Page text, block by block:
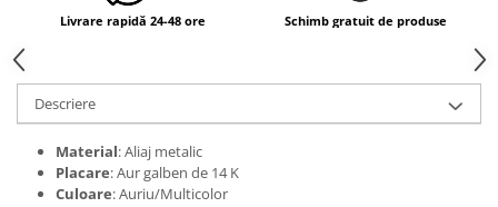
Livrare rapidă 24-48 ore Schimb gratuit de produse
Descriere
Material: Aliaj metalic
Placare: Aur galben de 14 K
Culoare: Auriu/Multicolor